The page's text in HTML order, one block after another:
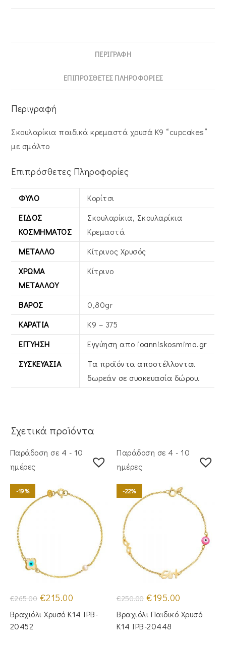
ΠΕΡΙΓΡΑΦΉ
ΕΠΙΠΡΌΣΘΕΤΕΣ ΠΛΗΡΟΦΟΡΊΕΣ
Περιγραφή
Σκουλαρίκια παιδικά κρεμαστά χρυσά Κ9 “cupcakes”
με σμάλτο
Επιπρόσθετες Πληροφορίες
ΦΎΛΟ
Κορίτσι
ΕΊΔΟΣ
ΚΟΣΜΉΜΑΤΟΣ
Σκουλαρίκια, Σκουλαρίκια
Κρεμαστά
ΜΈΤΑΛΛΟ
Κίτρινος Xρυσός
ΧΡΏΜΑ
ΜΕΤΆΛΛΟΥ
Κίτρινο
ΒΆΡΟΣ
0,80gr
ΚΑΡΆΤΙΑ
Κ9 – 375
ΕΓΓΎΗΣΗ
Εγγύηση απο ioanniskosmima.gr
ΣΥΣΚΕΥΑΣΊΑ
Τα προϊόντα αποστέλλονται
δωρεάν σε συσκευασία δώρου.
Σχετικά προϊόντα
Παράδοση σε 4 - 10
ημέρες
-19%
€265.00 Original
price
was:
€265.00.
€215.00
τιμή
είναι:
Βραχιόλι Χρυσό Κ14 IPB-
20452
Παράδοση σε 4 - 10
ημέρες
-22%
€250.00 Original
price
was:
€250.00.
€195.00
τιμή
είναι:
Βραχιόλι Παιδικό Χρυσό
Κ14 IPB-20448